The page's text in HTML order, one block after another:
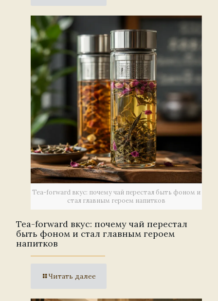
Tea-forward вкус: почему чай перестал быть фоном и
стал главным героем напитков
Tea-forward вкус: почему чай перестал
быть фоном и стал главным героем
напитков
Читать далее